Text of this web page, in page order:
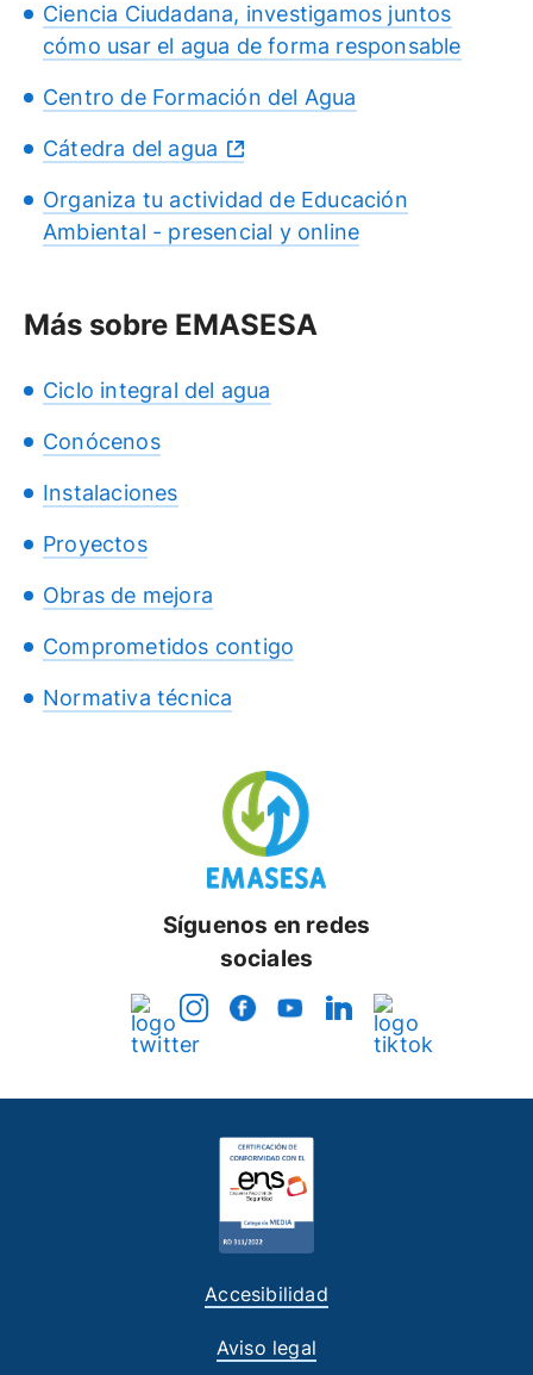
Ciencia Ciudadana, investigamos juntos
cómo usar el agua de forma responsable
Centro de Formación del Agua
Cátedra del agua
Organiza tu actividad de Educación
Ambiental - presencial y online
Más sobre EMASESA
Ciclo integral del agua
Conócenos
Instalaciones
Proyectos
Obras de mejora
Comprometidos contigo
Normativa técnica
Síguenos en redes
sociales
Accesibilidad
Aviso legal